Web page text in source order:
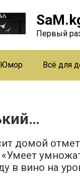
Первый
Юмор Всё для
домой
в вино на